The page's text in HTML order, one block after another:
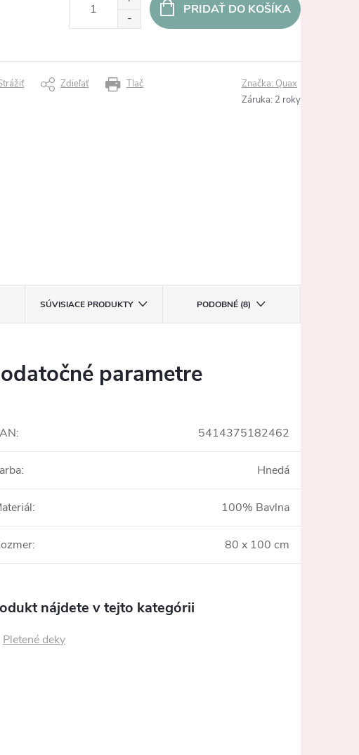
PRIDAŤ DO KOŠÍKA
Tlač
Zdieľať Značka: Quax
Záruka: 2 roky
SÚVISIACE PRODUKTY PODOBNÉ (8)
parametre
: 5414375182462
: Hnedá
: 100% Bavlna
: 80 x 100 cm
nájdete v tejto kategórii
Pletené deky